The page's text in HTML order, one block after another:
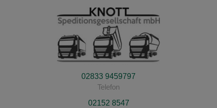
02833 9459797
Telefon
02152 8547